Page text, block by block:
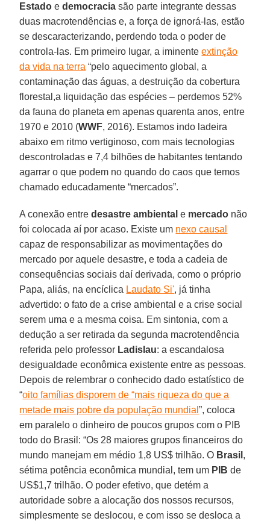
Estado edemocracia são parte integrante dessas
duas macrotendências e, a força de ignorá-las, estão
se descaracterizando, perdendo toda o poder de
controla-las. Em primeiro lugar, a iminenteextinção
da vida na terra “pelo aquecimento global, a
contaminação das águas, a destruição da cobertura
florestal,a liquidação das espécies – perdemos 52%
da fauna do planeta em apenas quarenta anos, entre
1970 e 2010 (WWF, 2016). Estamos indo ladeira
abaixo em ritmo vertiginoso, com mais tecnologias
descontroladas e 7,4 bilhões de habitantes tentando
agarrar o que podem no quando do caos que temos
chamado educadamente “mercados”.
A conexão entredesastre ambiental e mercado não
foi colocada aí por acaso. Existe um nexo causal
capaz de responsabilizar as movimentações do
mercado por aquele desastre, e toda a cadeia de
consequências sociais daí derivada, como o próprio
Papa, aliás, na encíclica Laudato Si', já tinha
advertido: o fato de a crise ambiental e a crise social
serem uma e a mesma coisa. Em sintonia, com a
dedução a ser retirada da segunda macrotendência
referida pelo professor Ladislau: a escandalosa
desigualdade econômica existente entre as pessoas.
Depois de relembrar o conhecido dado estatístico de
“oito famílias disporem de “mais riqueza do que a
metade mais pobre da população mundial”, coloca
em paralelo o dinheiro de poucos grupos com o PIB
todo do Brasil: “Os 28 maiores grupos financeiros do
mundo manejam em médio 1,8 US$ trilhão. O Brasil ,
sétima potência econômica mundial, tem um PIB de
US$1,7 trilhão. O poder efetivo, que detém a
autoridade sobre a alocação dos nossos recursos,
simplesmente se deslocou, e com isso se desloca a